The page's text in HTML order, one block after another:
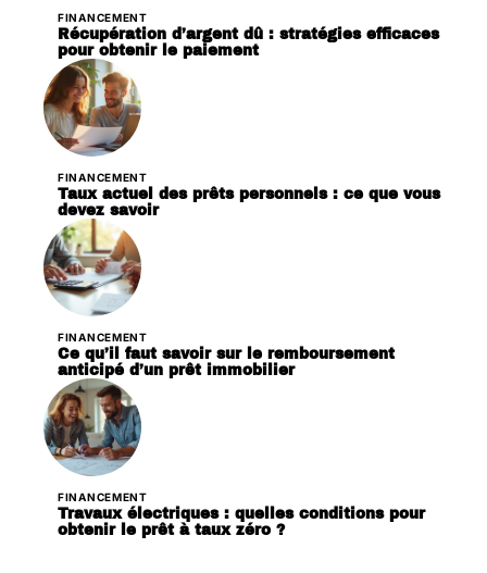
FINANCEMENT
Récupération d’argent dû : stratégies efficaces
pour obtenir le paiement
FINANCEMENT
Taux actuel des prêts personnels : ce que vous
devez savoir
FINANCEMENT
Ce qu’il faut savoir sur le remboursement
anticipé d’un prêt immobilier
FINANCEMENT
Travaux électriques : quelles conditions pour
obtenir le prêt à taux zéro ?